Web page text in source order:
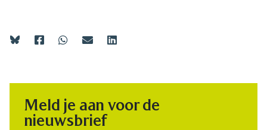
Meld je aan voor de
nieuwsbrief